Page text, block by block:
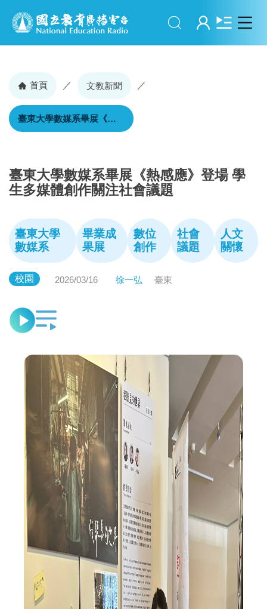
搜尋 登入
首頁 ／ 文教新聞 ／
臺東大學數媒系畢展《熱感應》登場 學生多媒體創作關注社會議題
臺東大學數媒系畢展《熱感應》登場 學
生多媒體創作關注社會議題
臺東大學
數媒系
畢業成
果展
數位
創作
社會
議題
人文
關懷
校園 2026/03/16 徐一弘 臺東